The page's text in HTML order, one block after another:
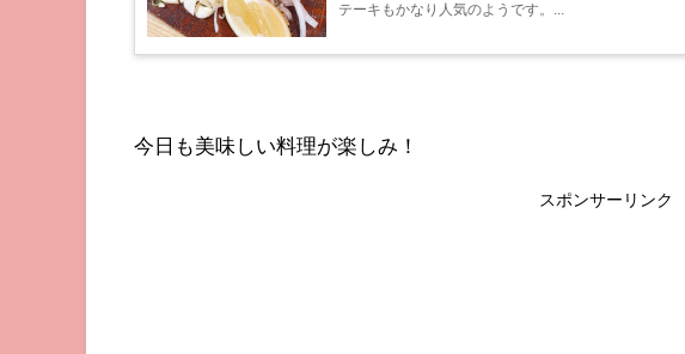
テーキもかなり人気のようです。...
今日も美味しい料理が楽しみ！
スポンサーリンク